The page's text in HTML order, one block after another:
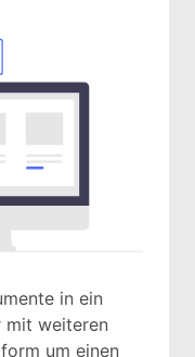
in ein
mit weiteren
um einen